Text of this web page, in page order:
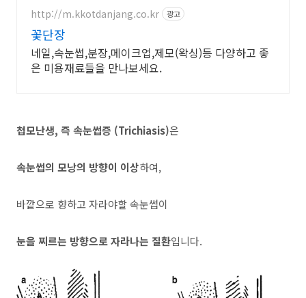
http://m.kkotdanjang.co.kr 광고
꽃단장
네일,속눈썹,분장,메이크업,제모(왁싱)등 다양하고 좋
은 미용재료들을 만나보세요.
첩모난생, 즉 속눈썹증 (Trichiasis)은
속눈썹의 모낭의 방향이 이상하여,
바깥으로 향하고 자라야할 속눈썹이
눈을 찌르는 방향으로 자라나는 질환입니다.